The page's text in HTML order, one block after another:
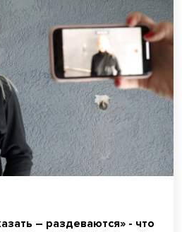
– раздеваются» - что